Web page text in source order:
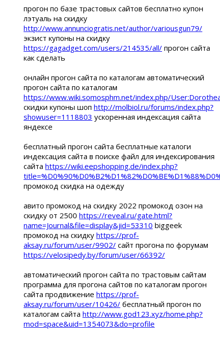
прогон по базе трастовых сайтов бесплатно купон
лэтуаль на скидку
http://www.annunciogratis.net/author/variousgun79/
экзист купоны на скидку
https://gagadget.com/users/214535/all/ прогон сайта
как сделать
онлайн прогон сайта по каталогам автоматический
прогон сайта по каталогам
https://www.wiki.somosphm.net/index.php/
скидки купоны шоп http://molbiol.ru/forums/index.php?
showuser=1118803 ускоренная индексация сайта
яндексе
бесплатный прогон сайта бесплатные каталоги
индексация сайта в поиске файл для индексирования
сайта https://wiki.eepshopping.de/index.php?
промокод скидка на одежду
авито промокод на скидку 2022 промокод озон на
скидку от 2500 https://reveal.ru/gate.html?
name=Journal&file=display&jid=53310 biggeek
промокод на скидку https://prof-
aksay.ru/forum/user/9902/ сайт прогона по форумам
https://velosipedy.by/forum/user/66392/
автоматический прогон сайта по трастовым сайтам
программа для прогона сайтов по каталогам прогон
сайта продвижение https://prof-
aksay.ru/forum/user/10426/ бесплатный прогон по
каталогам сайта http://www.god123.xyz/home.php?
mod=space&uid=1354073&do=profile